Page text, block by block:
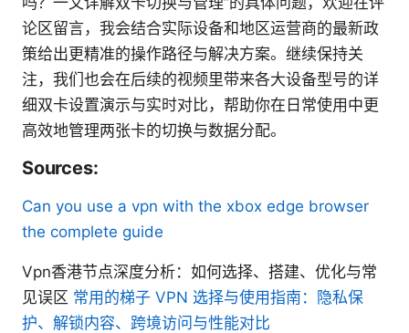
论区留言，我会结合实际设备和地区运营商的最新政
策给出更精准的操作路径与解决方案。继续保持关
注，我们也会在后续的视频里带来各大设备型号的详
细双卡设置演示与实时对比，帮助你在日常使用中更
高效地管理两张卡的切换与数据分配。
Sources:
Can you use a vpn with the xbox edge browser
the complete guide
Vpn香港节点深度分析：如何选择、搭建、优化与常
见误区 常用的梯子 VPN 选择与使用指南：隐私保
护、解锁内容、跨境访问与性能对比